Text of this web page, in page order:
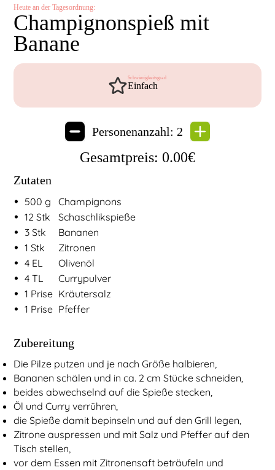
Heute an der Tagesordnung:
Champignonspieß mit
Banane
Schwierigkeitsgrad
Einfach
Personenanzahl: 2
Gesamtpreis: 0.00€
Zutaten
Zutaten fürChampignonspieß mit Banane
• 500 g Champignons
• 12 Stk Schaschlikspieße
• 3 Stk Bananen
• 1 Stk Zitronen
• 4 EL Olivenöl
• 4 TL Currypulver
• 1 Prise Kräutersalz
• 1 Prise Pfeffer
Zubereitung
Die Pilze putzen und je nach Größe halbieren,
Bananen schälen und in ca. 2 cm Stücke schneiden,
beides abwechselnd auf die Spieße stecken,
Öl und Curry verrühren,
die Spieße damit bepinseln und auf den Grill legen,
Zitrone auspressen und mit Salz und Pfeffer auf den
Tisch stellen,
vor dem Essen mit Zitronensaft beträufeln und